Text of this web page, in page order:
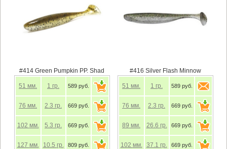
#414 Green Pumpkin PP. Shad
51 мм. 1 гр. 589 руб.
76 мм. 2.3 гр. 669 руб.
102 мм. 5.3 гр. 669 руб.
127 мм. 10.5 гр. 809 руб.
#416 Silver Flash Minnow
51 мм. 1 гр. 589 руб.
76 мм. 2.3 гр. 669 руб.
89 мм. 26.6 гр. 669 руб.
102 мм. 37.1 гр. 669 руб.